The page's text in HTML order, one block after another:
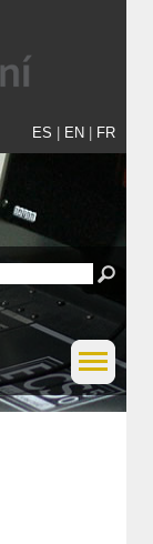
ES EN FR